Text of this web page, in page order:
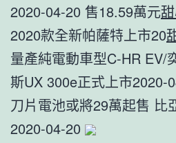
2020-04-20 ​售18.59萬元
2020款全新帕薩特上市20
量產純電動車型C-HR EV/
斯UX 300e正式上市2020-
刀片電池或將29萬起售 比
2020-04-20